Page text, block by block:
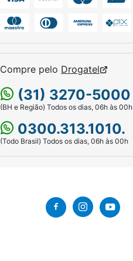
Compre pelo Drogatel
(31) 3270-5000
(BH e Região) Todos os dias, 06h às 00h
0300.313.1010.
(Todo Brasil) Todos os dias, 06h às 00h